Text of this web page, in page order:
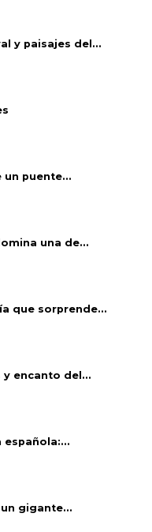
y paisajes del...
puente...
una de...
que sorprende...
encanto del...
gigante...